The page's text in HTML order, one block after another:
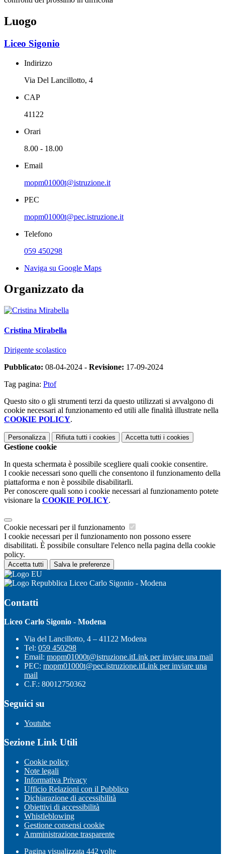
Luogo
Liceo Sigonio
Indirizzo
Via Del Lancillotto, 4
CAP
41122
Orari
8.00 - 18.00
Email
mopm01000t@istruzione.it
PEC
mopm01000t@pec.istruzione.it
Telefono
059 450298
Naviga su Google Maps
Organizzato da
Cristina Mirabella
Dirigente scolastico
Pubblicato: 08-04-2024 - Revisione: 17-09-2024
Tag pagina: Ptof
Questo sito o gli strumenti terzi da questo utilizzati si avvalgono di
cookie necessari al funzionamento ed utili alle finalità illustrate nella
COOKIE POLICY.
Personalizza Rifiuta tutti i cookies Accetta tutti i cookies
Gestione cookie
In questa schermata è possibile scegliere quali cookie consentire.
I cookie necessari sono quelli che consentono il funzionamento della
piattaforma e non è possibile disabilitarli.
Per conoscere quali sono i cookie necessari al funzionamento potete
visionare la COOKIE POLICY.
Cookie necessari per il funzionamento
I cookie necessari per il funzionamento non possono essere
disabilitati. È possibile consultare l'elenco nella pagina della cookie
policy.
Accetta tutti Salva le preferenze
Liceo Carlo Sigonio - Modena
Contatti
Liceo Carlo Sigonio - Modena
Via del Lancillotto, 4 – 41122 Modena
Tel: 059 450298
Email: mopm01000t@istruzione.itLink per inviare una mail
PEC: mopm01000t@pec.istruzione.itLink per inviare una
mail
C.F.: 80012750362
Seguici su
Youtube
Sezione Link Utili
Cookie policy
Note legali
Informativa Privacy
Ufficio Relazioni con il Pubblico
Dichiarazione di accessibilità
Obiettivi di accessibilità
Whistleblowing
Gestione consensi cookie
Amministrazione trasparente
Pagina visualizzata 442 volte